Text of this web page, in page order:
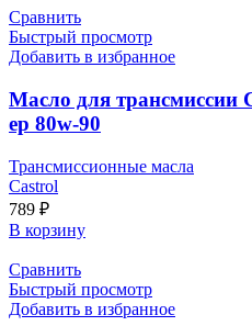
Сравнить
Быстрый просмотр
Добавить в избранное
Масло для трансмиссии
ep 80w-90
Трансмиссионные масла
Castrol
789 ₽
В корзину
Сравнить
Быстрый просмотр
Добавить в избранное